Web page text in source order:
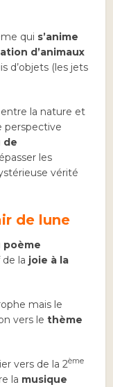
qui s’anime
d’animaux
d’objets (les jets
entre la nature et
perspective
de
les
vérité
de lune
poème
la joie à la
mais le
vers lethème
vers de la 2ème
la musique